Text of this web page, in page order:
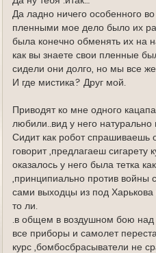
Да ладно ничего особенного
пленными мое дело было их
была конечно обменять их на
как вы знаете свои пленные
сидели они долго, но мы все же
И где мистика? Друг мой.
Приводят ко мне одного
любили..вид у него
Сидит как робот спрашиваешь
говорит ,предлагаеш сигарету
оказалось у него была тетка
,принципиально против войны
сами выходцы из под Харькова
то ли.
.в общем в воздушном бою над
все приборы и самолет
курс ,бомбосбрасыватели не